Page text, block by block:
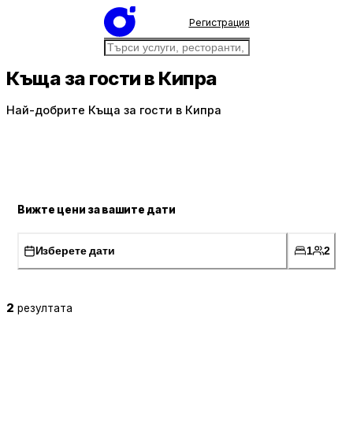
Регистрация
Къща за гости в Кипра
Най-добрите Къща за гости в Кипра
Вижте цени за вашите дати
Изберете дати 1 2
2 резултата